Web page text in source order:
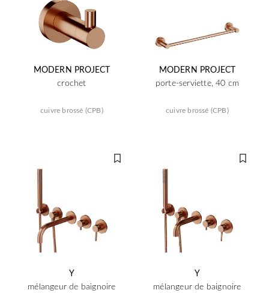
MODERN PROJECT
crochet
cuivre brossé (CPB)
MODERN PROJECT
porte-serviette, 40 cm
cuivre brossé (CPB)
Y
mélangeur de baignoire
Y
mélangeur de baignoire